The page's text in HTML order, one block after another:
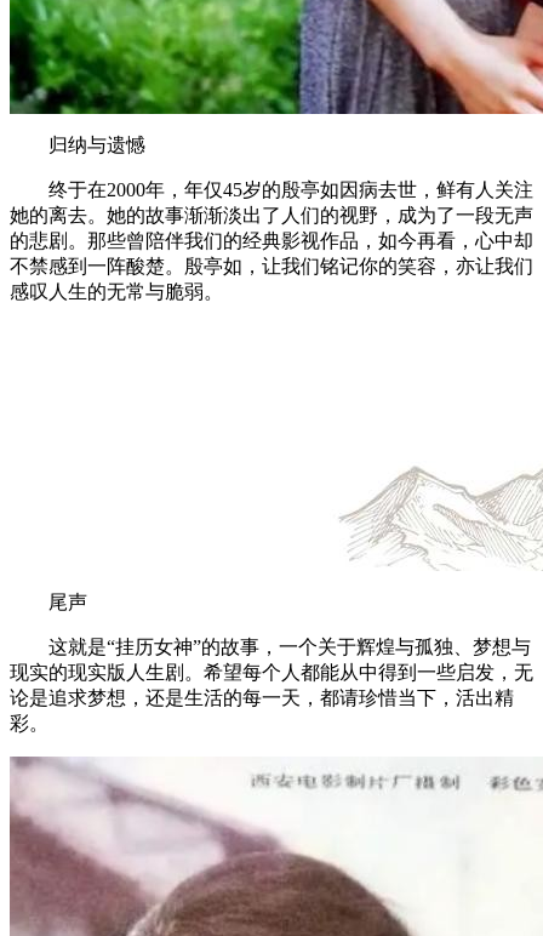
归纳与遗憾
终于在2000年，年仅45岁的殷亭如因病去世，鲜有人关注
她的离去。她的故事渐渐淡出了人们的视野，成为了一段无声
的悲剧。那些曾陪伴我们的经典影视作品，如今再看，心中却
不禁感到一阵酸楚。殷亭如，让我们铭记你的笑容，亦让我们
感叹人生的无常与脆弱。
尾声
这就是“挂历女神”的故事，一个关于辉煌与孤独、梦想与
现实的现实版人生剧。希望每个人都能从中得到一些启发，无
论是追求梦想，还是生活的每一天，都请珍惜当下，活出精
彩。